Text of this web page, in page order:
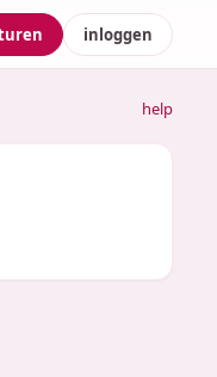
inloggen
help